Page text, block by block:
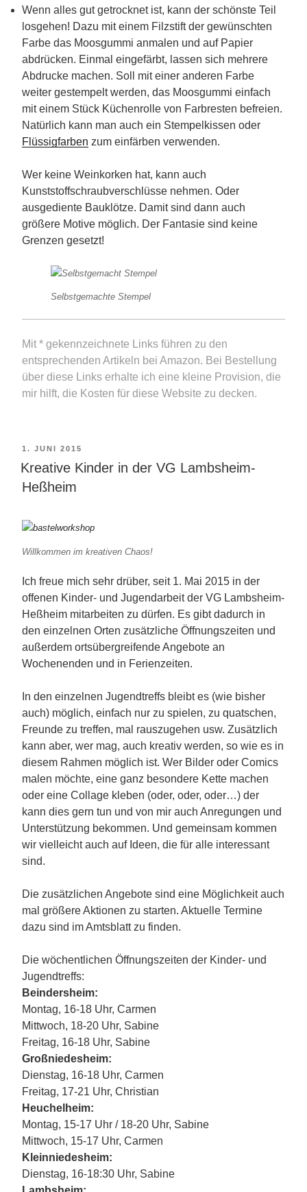
Wenn alles gut getrocknet ist, kann der schönste Teil
losgehen! Dazu mit einem Filzstift der gewünschten
Farbe das Moosgummi anmalen und auf Papier
abdrücken. Einmal eingefärbt, lassen sich mehrere
Abdrucke machen. Soll mit einer anderen Farbe
weiter gestempelt werden, das Moosgummi einfach
mit einem Stück Küchenrolle von Farbresten befreien.
Natürlich kann man auch ein Stempelkissen oder
Flüssigfarben zum einfärben verwenden.
Wer keine Weinkorken hat, kann auch
Kunststoffschraubverschlüsse nehmen. Oder
ausgediente Bauklötze. Damit sind dann auch
größere Motive möglich. Der Fantasie sind keine
Grenzen gesetzt!
Selbstgemachte Stempel
Mit * gekennzeichnete Links führen zu den
entsprechenden Artikeln bei Amazon. Bei Bestellung
über diese Links erhalte ich eine kleine Provision, die
mir hilft, die Kosten für diese Website zu decken.
VERÖFFENTLICHT
AM
1. JUNI 2015
Kreative Kinder in der VG Lambsheim-
Heßheim
Willkommen im kreativen Chaos!
Ich freue mich sehr drüber, seit 1. Mai 2015 in der
offenen Kinder- und Jugendarbeit der VG Lambsheim-
Heßheim mitarbeiten zu dürfen. Es gibt dadurch in
den einzelnen Orten zusätzliche Öffnungszeiten und
außerdem ortsübergreifende Angebote an
Wochenenden und in Ferienzeiten.
In den einzelnen Jugendtreffs bleibt es (wie bisher
auch) möglich, einfach nur zu spielen, zu quatschen,
Freunde zu treffen, mal rauszugehen usw. Zusätzlich
kann aber, wer mag, auch kreativ werden, so wie es in
diesem Rahmen möglich ist. Wer Bilder oder Comics
malen möchte, eine ganz besondere Kette machen
oder eine Collage kleben (oder, oder, oder…) der
kann dies gern tun und von mir auch Anregungen und
Unterstützung bekommen. Und gemeinsam kommen
wir vielleicht auch auf Ideen, die für alle interessant
sind.
Die zusätzlichen Angebote sind eine Möglichkeit auch
mal größere Aktionen zu starten. Aktuelle Termine
dazu sind im Amtsblatt zu finden.
Die wöchentlichen Öffnungszeiten der Kinder- und
Jugendtreffs:
Beindersheim:
Montag, 16-18 Uhr, Carmen
Mittwoch, 18-20 Uhr, Sabine
Freitag, 16-18 Uhr, Sabine
Großniedesheim:
Dienstag, 16-18 Uhr, Carmen
Freitag, 17-21 Uhr, Christian
Heuchelheim:
Montag, 15-17 Uhr / 18-20 Uhr, Sabine
Mittwoch, 15-17 Uhr, Carmen
Kleinniedesheim:
Dienstag, 16-18:30 Uhr, Sabine